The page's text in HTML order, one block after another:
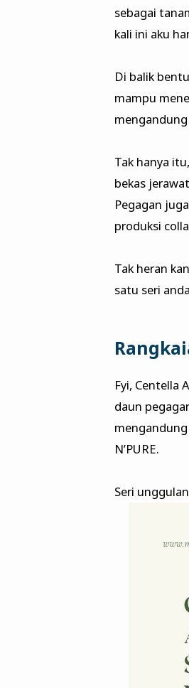
sebagai
kali ini aku
Di balik
mampu
Tak hanya
bekas
Pegagan
produksi
Tak heran
satu seri
Fyi, Centella
daun
N’PURE.
Seri